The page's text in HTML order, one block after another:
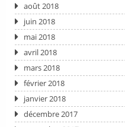
août 2018
juin 2018
mai 2018
avril 2018
mars 2018
février 2018
janvier 2018
décembre 2017